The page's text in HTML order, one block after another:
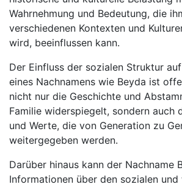
Wahrnehmung und Bedeutung, die
verschiedenen Kontexten und
wird, beeinflussen kann.
Der Einfluss der sozialen Struktur
eines Nachnamens wie Beyda ist
nicht nur die Geschichte und
Familie widerspiegelt, sondern auch
und Werte, die von Generation zu
weitergegeben werden.
Darüber hinaus kann der Nachname
Informationen über den sozialen